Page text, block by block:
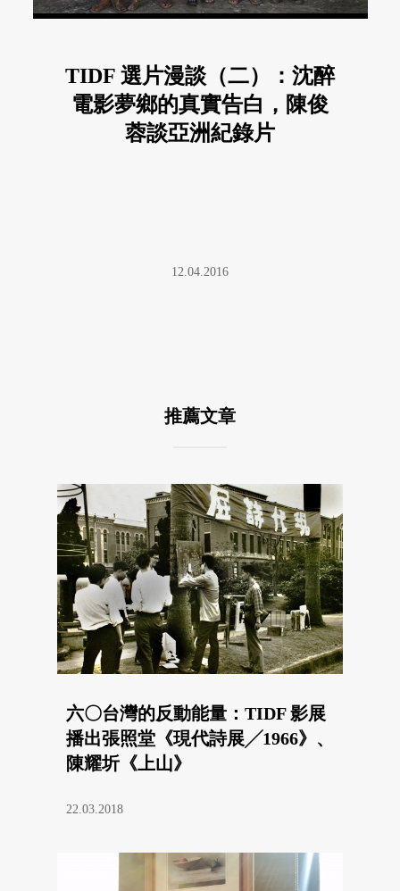
TIDF 選片漫談（二）：沈醉
電影夢鄉的真實告白，陳俊
蓉談亞洲紀錄片
12.04.2016
推薦文章
六〇台灣的反動能量：TIDF 影展
播出張照堂《現代詩展╱1966》、
陳耀圻《上山》
22.03.2018